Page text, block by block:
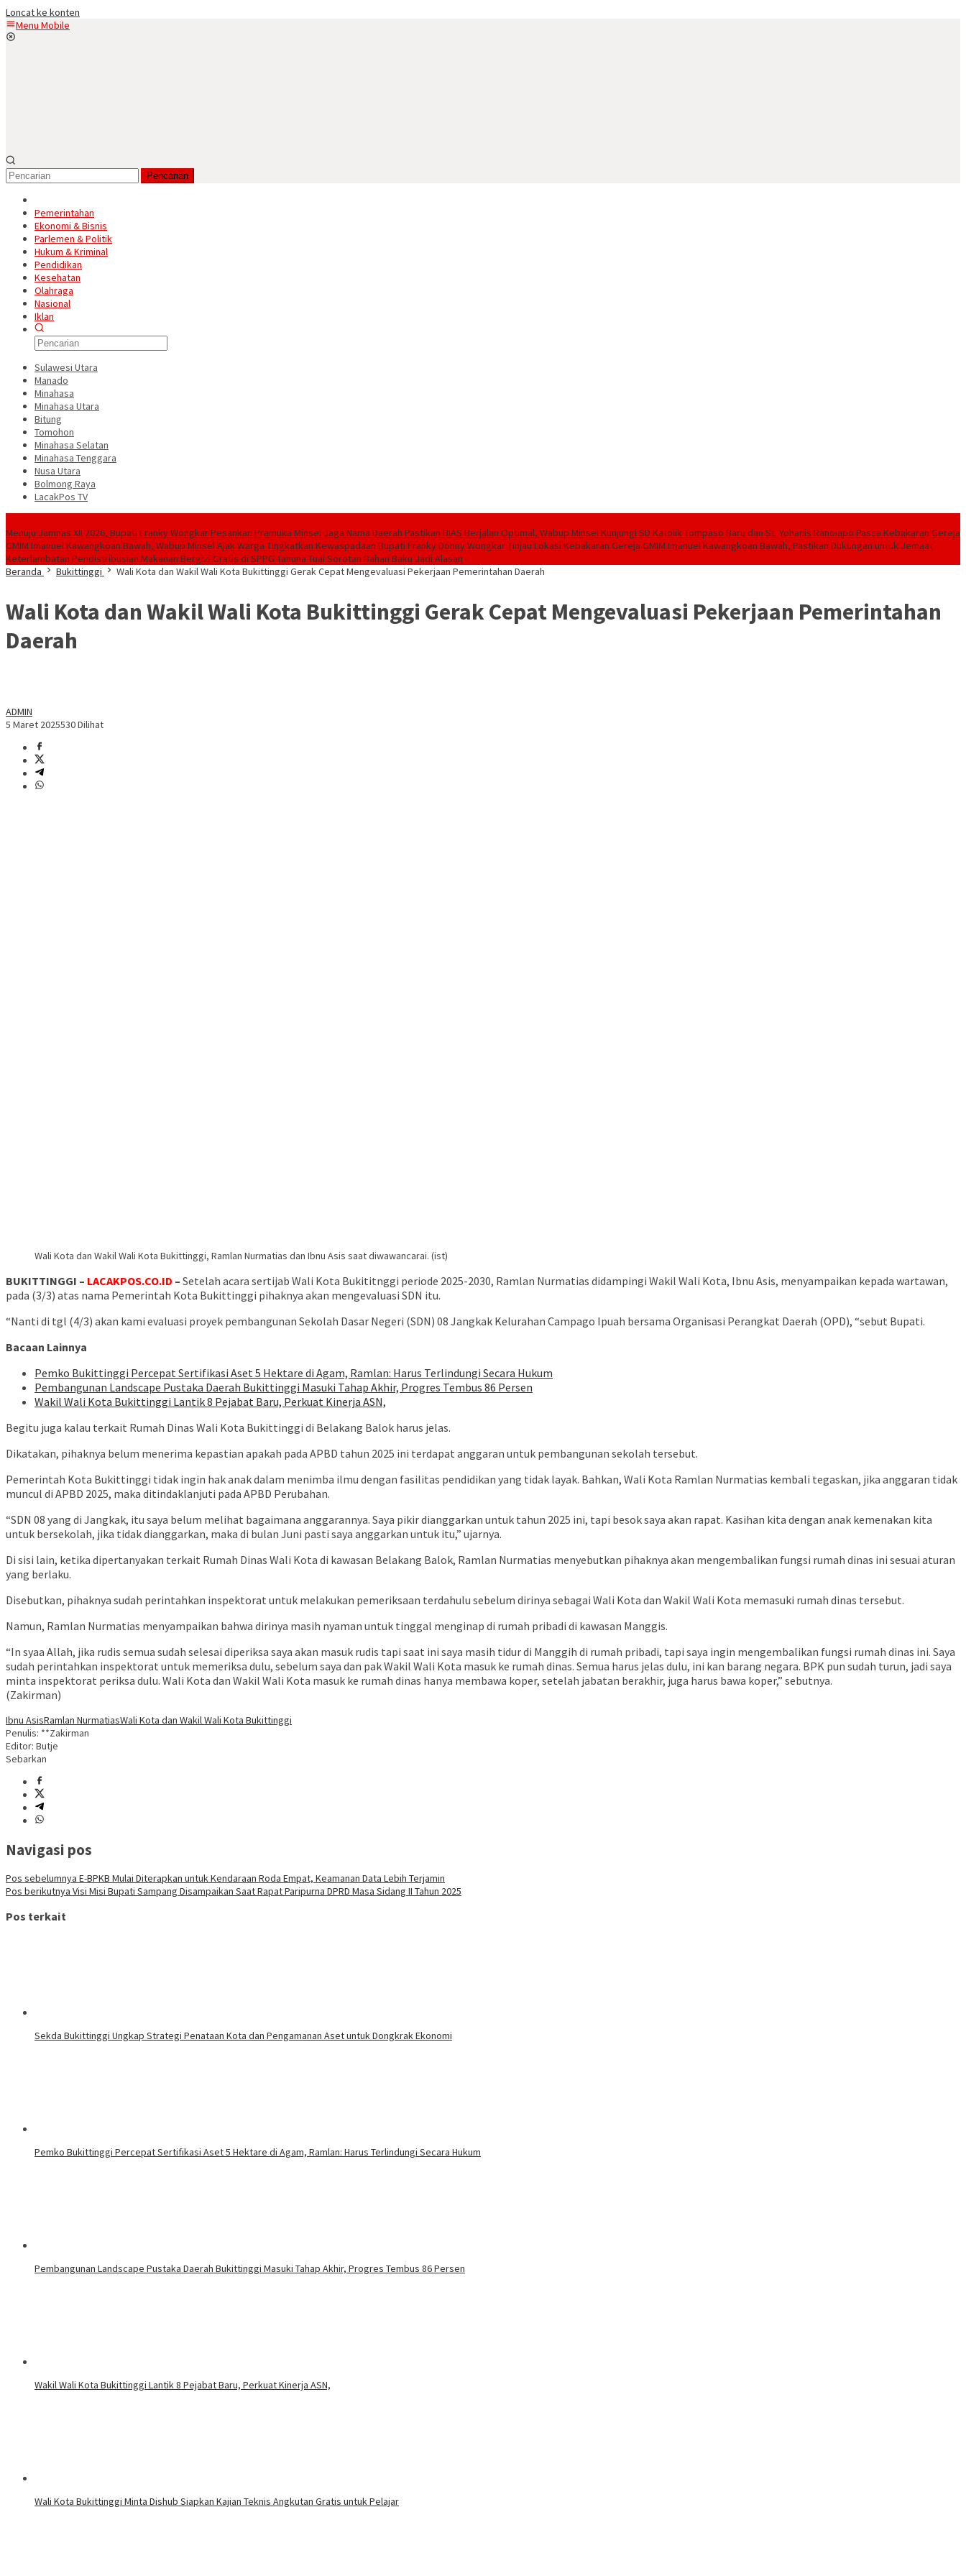
Loncat ke konten
Menu Mobile
Pencarian
Pemerintahan
Ekonomi & Bisnis
Parlemen & Politik
Hukum & Kriminal
Pendidikan
Kesehatan
Olahraga
Nasional
Iklan
Sulawesi Utara
Manado
Minahasa
Minahasa Utara
Bitung
Tomohon
Minahasa Selatan
Minahasa Tenggara
Nusa Utara
Bolmong Raya
LacakPos TV
Menuju Jamnas XII 2026, Bupati Franky Wongkar Pesankan Pramuka Minsel Jaga Nama Daerah Pastikan BIAS Berjalan Optimal, Wabup Minsel Kunjungi SD Katolik Tompaso Baru dan St. Yohanis Ranoiapo Pasca Kebakaran Gereja
GMIM Imanuel Kawangkoan Bawah, Wabup Minsel Ajak Warga Tingkatkan Kewaspadaan Bupati Franky Donny Wongkar Tinjau Lokasi Kebakaran Gereja GMIM Imanuel Kawangkoan Bawah, Pastikan Dukungan untuk Jemaat
‎Keterlambatan Pendistribusian Makanan Bergizi Gratis di SPPG Tahuna Tuai Sorotan Bahan Baku Jadi Alasan
Beranda
Bukittinggi Wali Kota dan Wakil Wali Kota Bukittinggi Gerak Cepat Mengevaluasi Pekerjaan Pemerintahan Daerah
Wali Kota dan Wakil Wali Kota Bukittinggi Gerak Cepat Mengevaluasi Pekerjaan Pemerintahan
Daerah
ADMIN
5 Maret 2025530 Dilihat
Wali Kota dan Wakil Wali Kota Bukittinggi, Ramlan Nurmatias dan Ibnu Asis saat diwawancarai. (ist)
BUKITTINGGI – LACAKPOS.CO.ID – Setelah acara sertijab Wali Kota Bukititnggi periode 2025-2030, Ramlan Nurmatias didampingi Wakil Wali Kota, Ibnu Asis, menyampaikan kepada wartawan,
pada (3/3) atas nama Pemerintah Kota Bukittinggi pihaknya akan mengevaluasi SDN itu.
“Nanti di tgl (4/3) akan kami evaluasi proyek pembangunan Sekolah Dasar Negeri (SDN) 08 Jangkak Kelurahan Campago Ipuah bersama Organisasi Perangkat Daerah (OPD), “sebut Bupati.
Bacaan Lainnya
Pemko Bukittinggi Percepat Sertifikasi Aset 5 Hektare di Agam, Ramlan: Harus Terlindungi Secara Hukum
Pembangunan Landscape Pustaka Daerah Bukittinggi Masuki Tahap Akhir, Progres Tembus 86 Persen
Wakil Wali Kota Bukittinggi Lantik 8 Pejabat Baru, Perkuat Kinerja ASN,
Begitu juga kalau terkait Rumah Dinas Wali Kota Bukittinggi di Belakang Balok harus jelas.
Dikatakan, pihaknya belum menerima kepastian apakah pada APBD tahun 2025 ini terdapat anggaran untuk pembangunan sekolah tersebut.
Pemerintah Kota Bukittinggi tidak ingin hak anak dalam menimba ilmu dengan fasilitas pendidikan yang tidak layak. Bahkan, Wali Kota Ramlan Nurmatias kembali tegaskan, jika anggaran tidak
muncul di APBD 2025, maka ditindaklanjuti pada APBD Perubahan.
“SDN 08 yang di Jangkak, itu saya belum melihat bagaimana anggarannya. Saya pikir dianggarkan untuk tahun 2025 ini, tapi besok saya akan rapat. Kasihan kita dengan anak kemenakan kita
untuk bersekolah, jika tidak dianggarkan, maka di bulan Juni pasti saya anggarkan untuk itu,” ujarnya.
Di sisi lain, ketika dipertanyakan terkait Rumah Dinas Wali Kota di kawasan Belakang Balok, Ramlan Nurmatias menyebutkan pihaknya akan mengembalikan fungsi rumah dinas ini sesuai aturan
yang berlaku.
Disebutkan, pihaknya sudah perintahkan inspektorat untuk melakukan pemeriksaan terdahulu sebelum dirinya sebagai Wali Kota dan Wakil Wali Kota memasuki rumah dinas tersebut.
Namun, Ramlan Nurmatias menyampaikan bahwa dirinya masih nyaman untuk tinggal menginap di rumah pribadi di kawasan Manggis.
“In syaa Allah, jika rudis semua sudah selesai diperiksa saya akan masuk rudis tapi saat ini saya masih tidur di Manggih di rumah pribadi, tapi saya ingin mengembalikan fungsi rumah dinas ini. Saya
sudah perintahkan inspektorat untuk memeriksa dulu, sebelum saya dan pak Wakil Wali Kota masuk ke rumah dinas. Semua harus jelas dulu, ini kan barang negara. BPK pun sudah turun, jadi saya
minta inspektorat periksa dulu. Wali Kota dan Wakil Wali Kota masuk ke rumah dinas hanya membawa koper, setelah jabatan berakhir, juga harus bawa koper,” sebutnya.
(Zakirman)
Ibnu AsisRamlan NurmatiasWali Kota dan Wakil Wali Kota Bukittinggi
Penulis: **Zakirman
Editor: Butje
Sebarkan
Navigasi pos
Pos sebelumnya E-BPKB Mulai Diterapkan untuk Kendaraan Roda Empat, Keamanan Data Lebih Terjamin
Pos berikutnya Visi Misi Bupati Sampang Disampaikan Saat Rapat Paripurna DPRD Masa Sidang II Tahun 2025
Pos terkait
Sekda Bukittinggi Ungkap Strategi Penataan Kota dan Pengamanan Aset untuk Dongkrak Ekonomi
Pemko Bukittinggi Percepat Sertifikasi Aset 5 Hektare di Agam, Ramlan: Harus Terlindungi Secara Hukum
Pembangunan Landscape Pustaka Daerah Bukittinggi Masuki Tahap Akhir, Progres Tembus 86 Persen
Wakil Wali Kota Bukittinggi Lantik 8 Pejabat Baru, Perkuat Kinerja ASN,
Wali Kota Bukittinggi Minta Dishub Siapkan Kajian Teknis Angkutan Gratis untuk Pelajar